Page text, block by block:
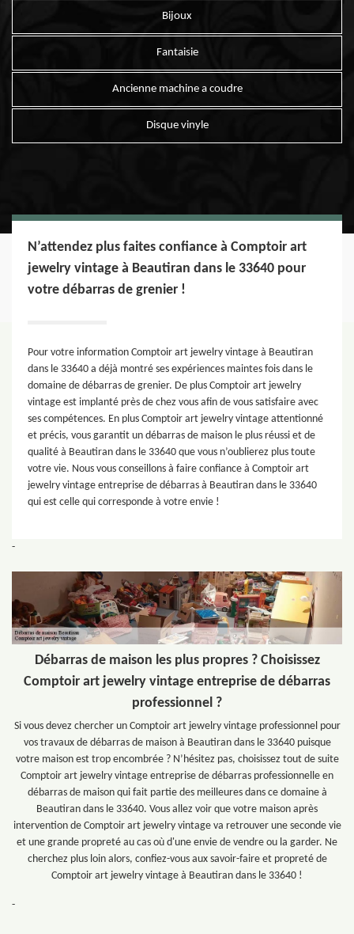
Bijoux
Fantaisie
Ancienne machine a coudre
Disque vinyle
N’attendez plus faites confiance à Comptoir art
jewelry vintage à Beautiran dans le 33640 pour
votre débarras de grenier !
Pour votre information Comptoir art jewelry vintage à Beautiran
dans le 33640 a déjà montré ses expériences maintes fois dans le
domaine de débarras de grenier. De plus Comptoir art jewelry
vintage est implanté près de chez vous afin de vous satisfaire avec
ses compétences. En plus Comptoir art jewelry vintage attentionné
et précis, vous garantit un débarras de maison le plus réussi et de
qualité à Beautiran dans le 33640 que vous n’oublierez plus toute
votre vie. Nous vous conseillons à faire confiance à Comptoir art
jewelry vintage entreprise de débarras à Beautiran dans le 33640
qui est celle qui corresponde à votre envie !
-
Débarras de maison les plus propres ? Choisissez
Comptoir art jewelry vintage entreprise de débarras
professionnel ?
Si vous devez chercher un Comptoir art jewelry vintage professionnel pour
vos travaux de débarras de maison à Beautiran dans le 33640 puisque
votre maison est trop encombrée ? N’hésitez pas, choisissez tout de suite
Comptoir art jewelry vintage entreprise de débarras professionnelle en
débarras de maison qui fait partie des meilleures dans ce domaine à
Beautiran dans le 33640. Vous allez voir que votre maison après
intervention de Comptoir art jewelry vintage va retrouver une seconde vie
et une grande propreté au cas où d'une envie de vendre ou la garder. Ne
cherchez plus loin alors, confiez-vous aux savoir-faire et propreté de
Comptoir art jewelry vintage à Beautiran dans le 33640 !
-